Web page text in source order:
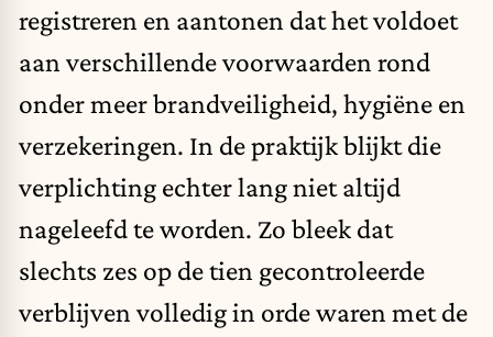
registreren en aantonen dat het voldoet
aan verschillende voorwaarden rond
onder meer brandveiligheid, hygiëne en
verzekeringen. In de praktijk blijkt die
verplichting echter lang niet altijd
nageleefd te worden. Zo bleek dat
slechts zes op de tien gecontroleerde
verblijven volledig in orde waren met de